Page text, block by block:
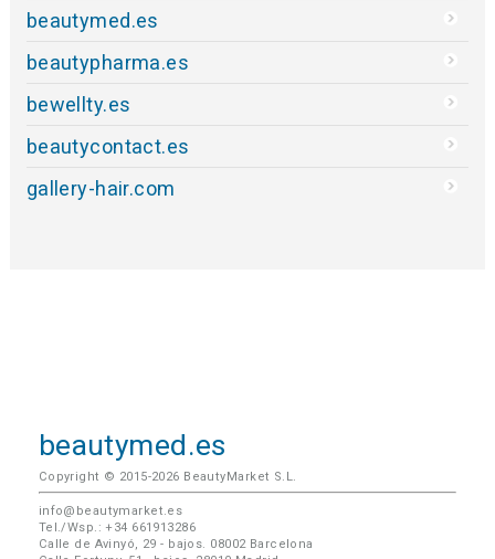
beautymed.es
beautypharma.es
bewellty.es
beautycontact.es
gallery-hair.com
beautymed.es
Copyright © 2015-2026 BeautyMarket S.L.
info@beautymarket.es
Tel./Wsp.: +34 661913286
Calle de Avinyó, 29 - bajos. 08002 Barcelona